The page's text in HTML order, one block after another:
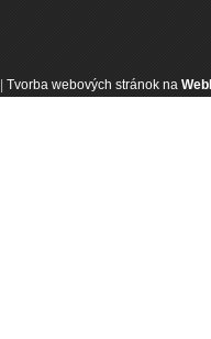
Tvorba webových stránok na